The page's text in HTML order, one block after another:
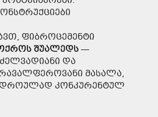
ფიბროცემენტი
შუალედს—
და
მასალა,
კონკურენტულ